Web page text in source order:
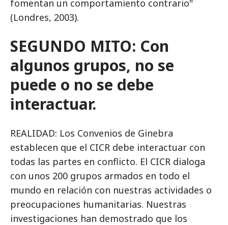
fomentan un comportamiento contrario"
(Londres, 2003).
SEGUNDO MITO: Con
algunos grupos, no se
puede o no se debe
interactuar.
REALIDAD: Los Convenios de Ginebra
establecen que el CICR debe interactuar con
todas las partes en conflicto. El CICR dialoga
con unos 200 grupos armados en todo el
mundo en relación con nuestras actividades o
preocupaciones humanitarias. Nuestras
investigaciones han demostrado que los